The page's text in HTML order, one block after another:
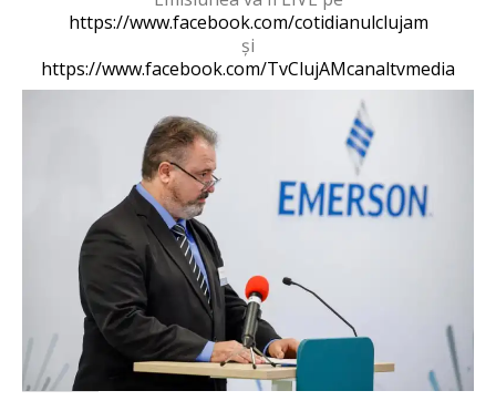
https://www.facebook.com/cotidianulclujam
și
https://www.facebook.com/TvClujAMcanaltvmedia